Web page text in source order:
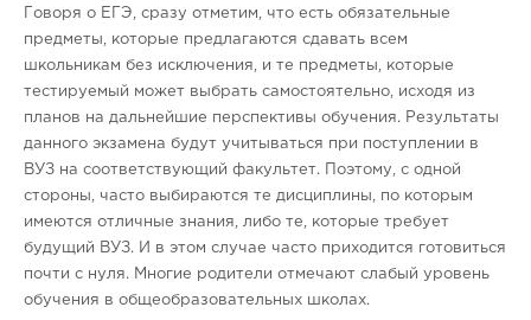
Говоря о ЕГЭ, сразу отметим, что есть обязательные
предметы, которые предлагаются сдавать всем
школьникам без исключения, и те предметы, которые
тестируемый может выбрать самостоятельно, исходя из
планов на дальнейшие перспективы обучения. Результаты
данного экзамена будут учитываться при поступлении в
ВУЗ на соответствующий факультет. Поэтому, с одной
стороны, часто выбираются те дисциплины, по которым
имеются отличные знания, либо те, которые требует
будущий ВУЗ. И в этом случае часто приходится готовиться
почти с нуля. Многие родители отмечают слабый уровень
обучения в общеобразовательных школах.